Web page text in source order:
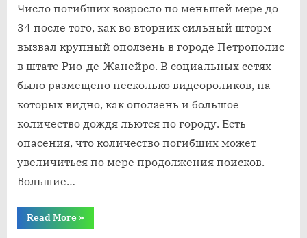
Число погибших возросло по меньшей мере до
34 после того, как во вторник сильный шторм
вызвал крупный оползень в городе Петрополис
в штате Рио-де-Жанейро. В социальных сетях
было размещено несколько видеороликов, на
которых видно, как оползень и большое
количество дождя льются по городу. Есть
опасения, что количество погибших может
увеличиться по мере продолжения поисков.
Большие…
Read More“В
результате
»